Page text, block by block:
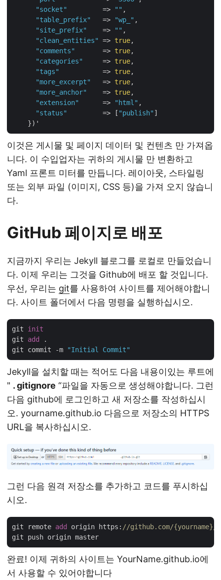
"socket"
         =>
"" ,
"table_prefix"
   =>
"wp_" ,
"site_prefix"
    =>
"" ,
"clean_entities"
=> true,
"comments"
       =>
true,
"categories"
     =>
true,
"tags"
           =>
true,
"more_excerpt"
   =>
true,
"more_anchor"
    =>
true,
"extension"
      =>
"html" ,
"status"
         => [
"publish" ]
이것은 게시물 및 페이지 데이터 및 컨텐츠 만 가져옵
니다. 이 수입업자는 귀하의 게시물 만 변환하고
Yaml 프론트 미터를 만듭니다. 레이아웃, 스타일링
또는 외부 파일 (이미지, CSS 등)을 가져 오지 않습니
다.
GitHub 페이지로 배포
지금까지 우리는 Jekyll 블로그를 로컬로 만들었습니
다. 이제 우리는 그것을 Github에 배포 할 것입니다.
우선, 우리는 git를 사용하여 사이트를 제어해야합니
다. 사이트 폴더에서 다음 명령을 실행하십시오.
git init
git add
.
git commit -m
"Initial Commit"
Jekyll을 설치할 때는 적어도 다음 내용이있는 루트에
" . gitignore “파일을 자동으로 생성해야합니다. 그런
다음 github에 로그인하고 새 저장소를 작성하십시
오. yourname.github.io 다음으로 저장소의 HTTPS
URL을 복사하십시오.
그런 다음 원격 저장소를 추가하고 코드를 푸시하십
시오.
git remote add origin https: //github.com/
완료! 이제 귀하의 사이트는 YourName.github.io에
서 사용할 수 있어야합니다